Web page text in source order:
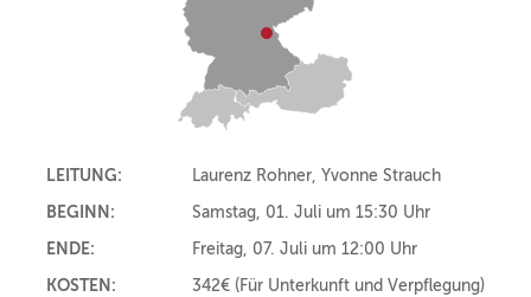
LEITUNG:
Laurenz Rohner, Yvonne Strauch
BEGINN:
Samstag, 01. Juli um 15:30 Uhr
ENDE:
Freitag, 07. Juli um 12:00 Uhr
KOSTEN:
342€ (Für Unterkunft und Verpflegung)